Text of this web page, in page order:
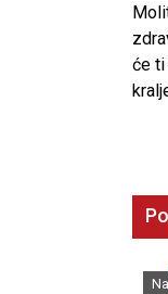
će ti